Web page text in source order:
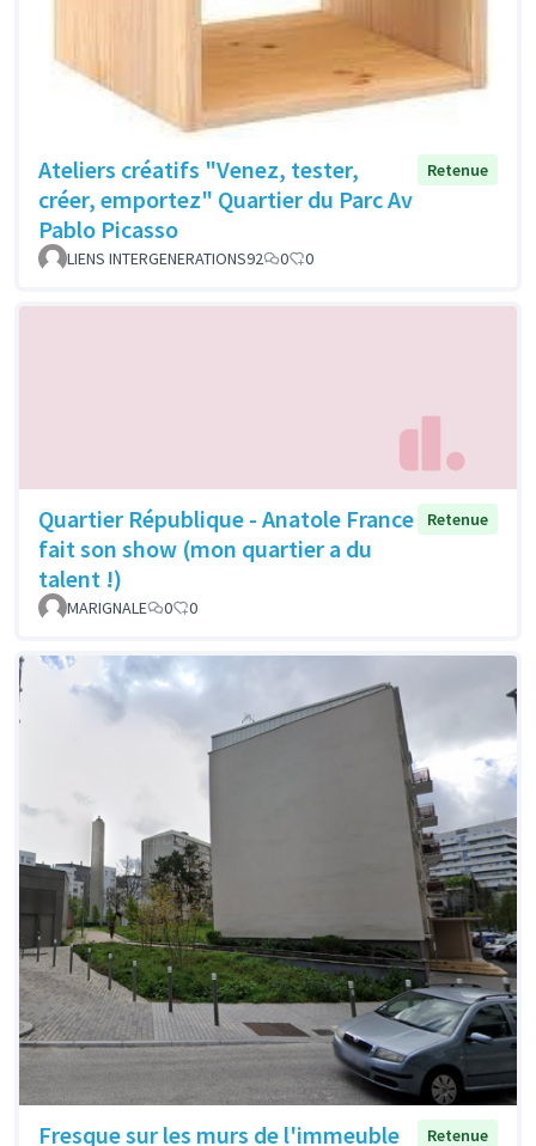
Ateliers créatifs "Venez, tester,
créer, emportez" Quartier du Parc Av
Pablo Picasso
Retenue
LIENS INTERGENERATIONS92 0 0
Quartier République - Anatole France
fait son show (mon quartier a du
talent !)
Retenue
MARIGNALE 0 0
Fresque sur les murs de l'immeuble
Retenue